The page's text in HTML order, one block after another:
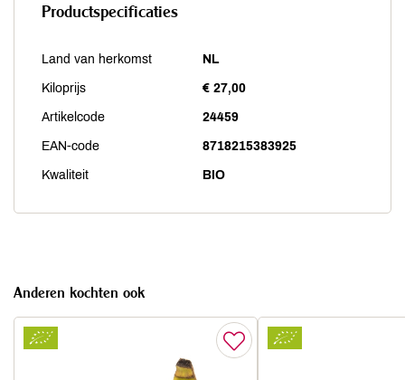
Productspecificaties
Land van herkomst NL
Kiloprijs € 27,00
Artikelcode 24459
EAN-code 8718215383925
Kwaliteit BIO
Anderen kochten ook